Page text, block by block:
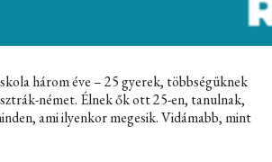
három éve – 25 gyerek, többségüknek
német. Élnek ők ott 25-en, tanulnak,
ami ilyenkor megesik. Vidámabb, mint